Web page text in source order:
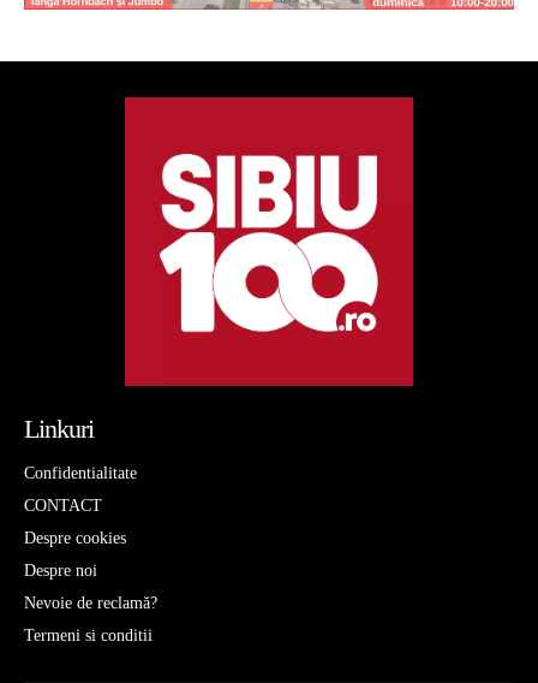
Linkuri
Confidentialitate
CONTACT
Despre cookies
Despre noi
Nevoie de reclamă?
Termeni si conditii